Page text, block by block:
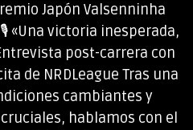
Japón Valsenninha
«Una victoria inesperada,
post-carrera con
de NRDLeague Tras una
cambiantes y
hablamos con el